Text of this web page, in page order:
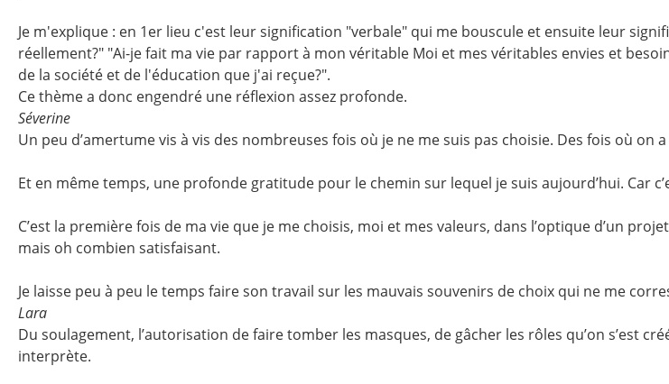
Je m'explique : en 1er lieu c'est leur signification "verbale" qui me bouscule et ensuite leur
réellement?" "Ai-je fait ma vie par rapport à mon véritable Moi et mes véritables envies et
de la société et de l'éducation que j'ai reçue?".
Ce thème a donc engendré une réflexion assez profonde.
Séverine
Un peu d’amertume vis à vis des nombreuses fois où je ne me suis pas choisie. Des fois où on
Et en même temps, une profonde gratitude pour le chemin sur lequel je suis aujourd’hui. Car
C’est la première fois de ma vie que je me choisis, moi et mes valeurs, dans l’optique d’un
mais oh combien satisfaisant.
Je laisse peu à peu le temps faire son travail sur les mauvais souvenirs de choix qui ne me
Lara
Du soulagement, l’autorisation de faire tomber les masques, de gâcher les rôles qu’on s’est
interprète.